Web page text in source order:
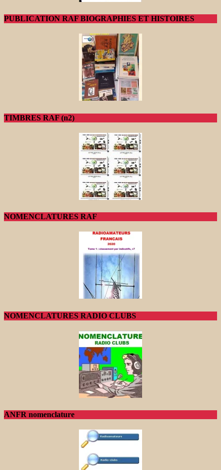
PUBLICATION RAF BIOGRAPHIES ET HISTOIRES
TIMBRES RAF (n2)
NOMENCLATURES RAF
NOMENCLATURES RADIO CLUBS
ANFR nomenclature